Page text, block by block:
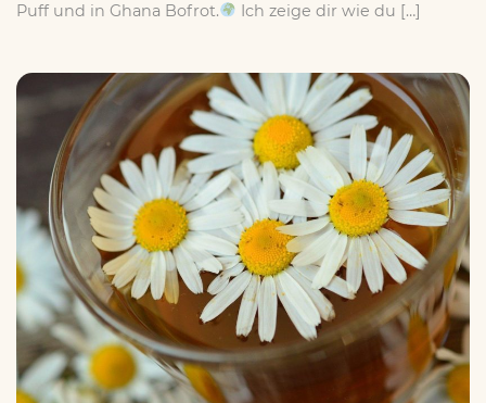
Puff und in Ghana Bofrot.
Ich zeige dir wie du […]